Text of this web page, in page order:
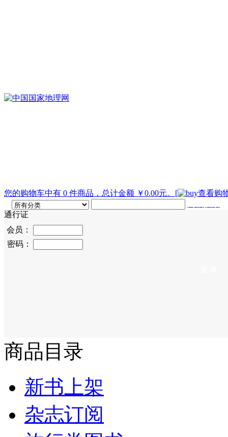
您的购物车中有 0 件商品，总计金额 ￥0.00元。 [
查看购
通行证
会员：
密码：
商品目录
新书上架
杂志订阅